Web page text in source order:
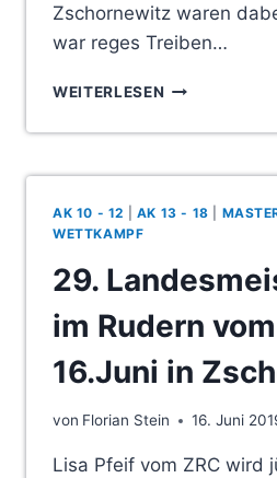
Zschornewitz waren
war reges Treiben…
WEITERLESEN
07.07.-12.07.
AK 10 - 12 AK 13 - 18
WETTKAMPF
29.
im Rudern
16.Juni in
von Florian Stein 16. Juni
Lisa Pfeif vom ZRC wird